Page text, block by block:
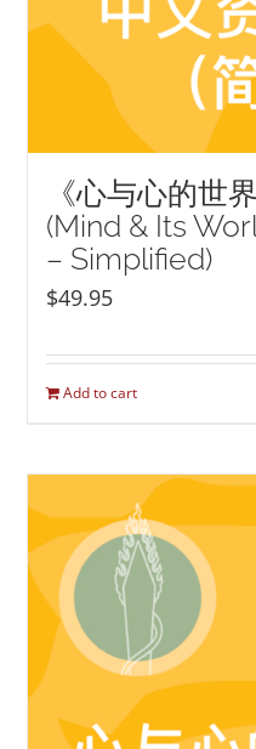
《心与心的世
(Mind & Its
– Simplified)
$49.95
Add to cart